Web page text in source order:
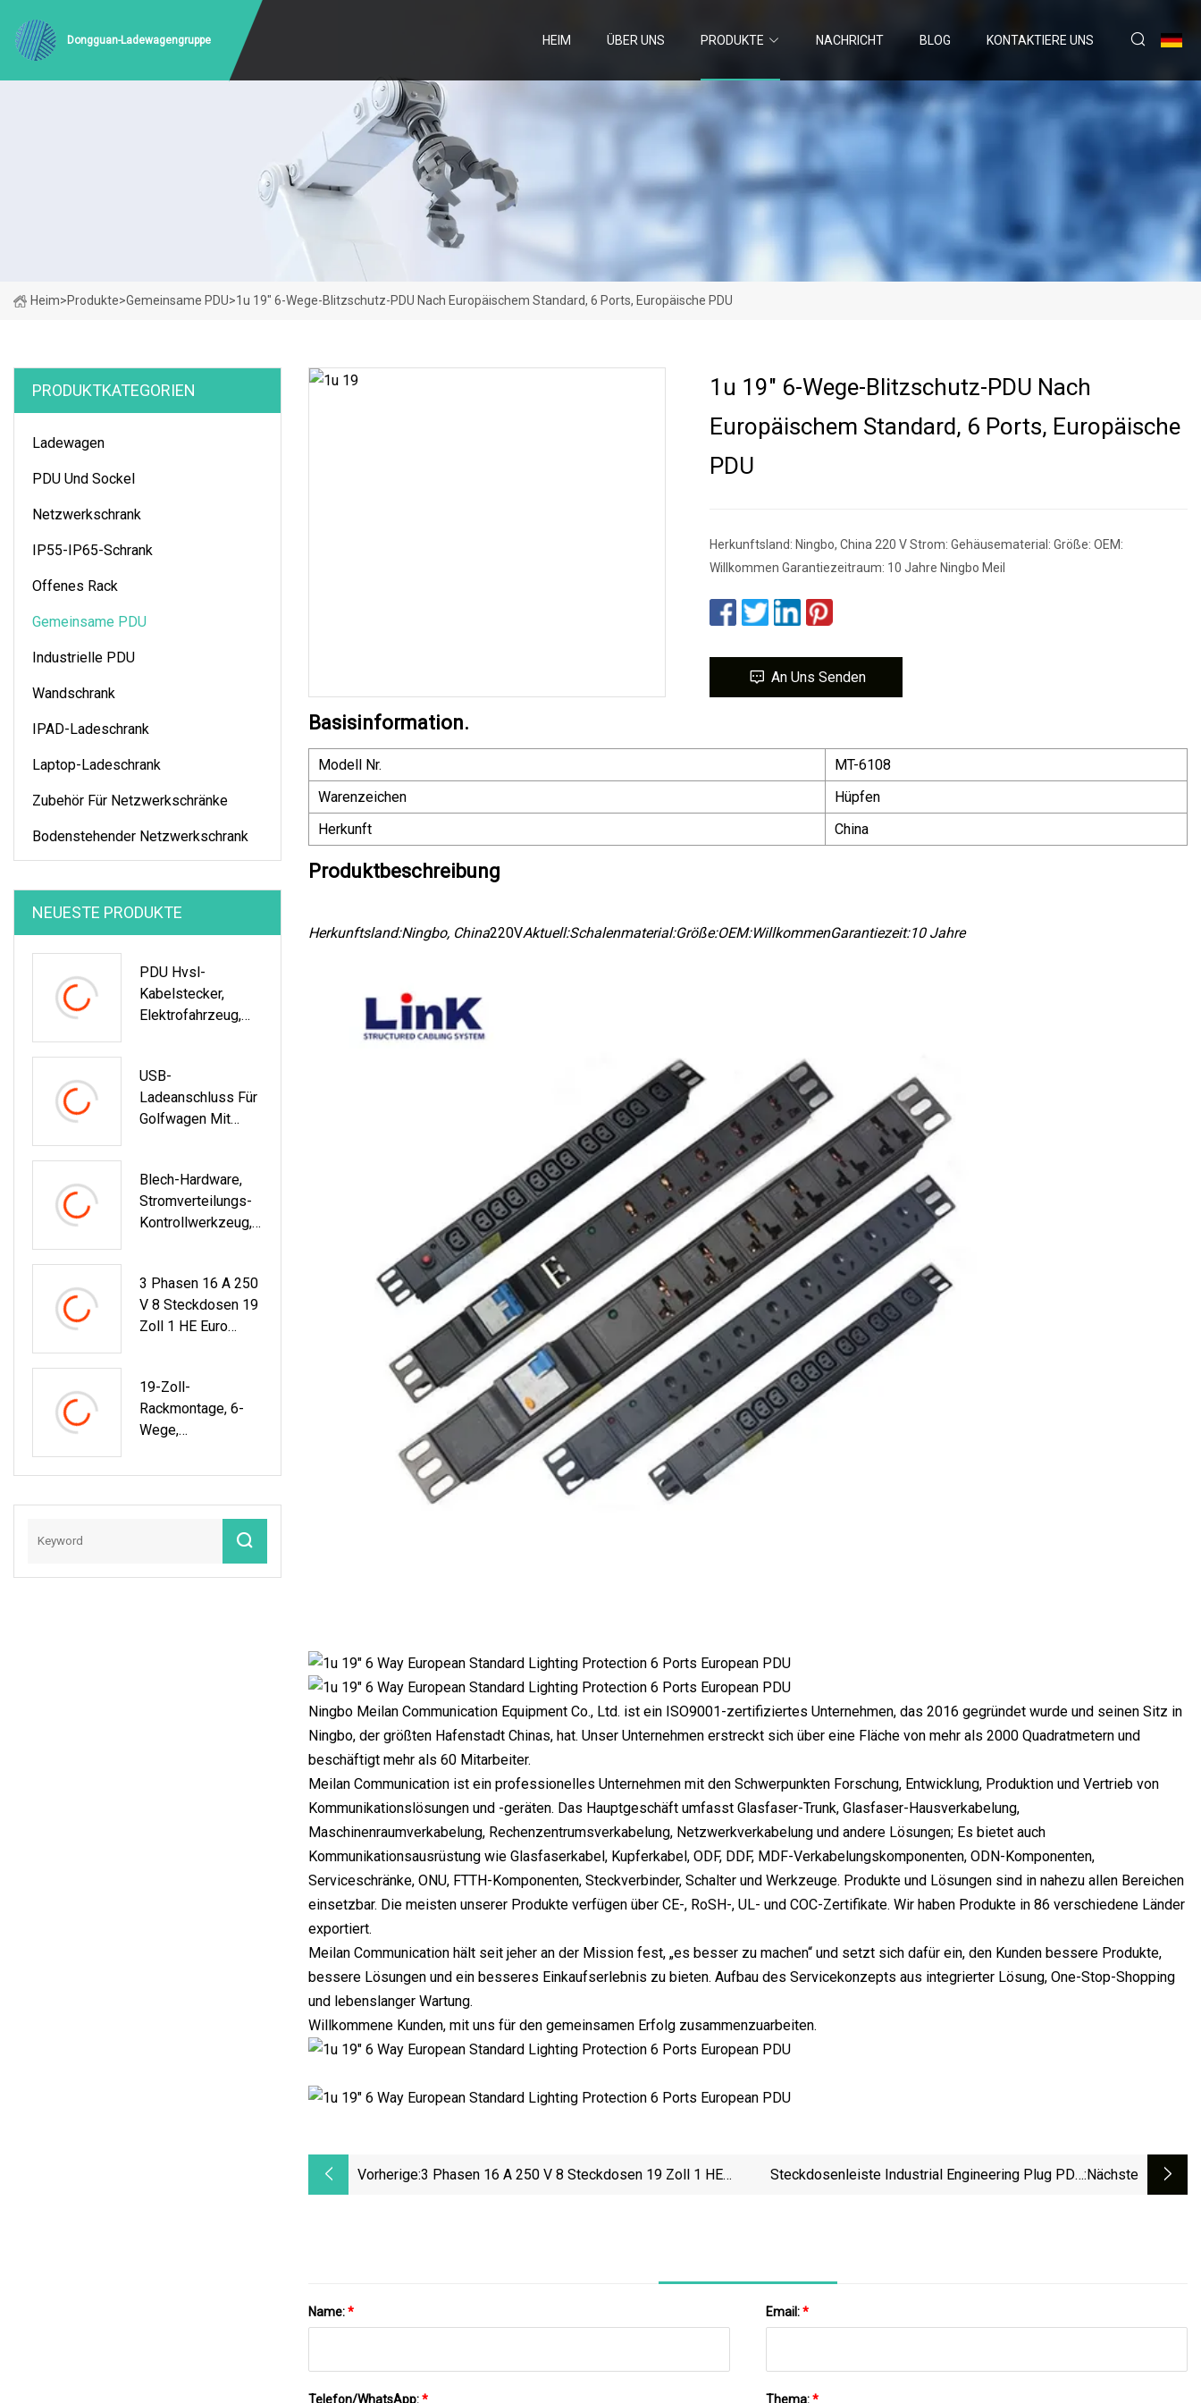
Dongguan-Ladewagengruppe HEIM ÜBER UNS PRODUKTE NACHRICHT BLOG KONTAKTIERE UNS
Heim>Produkte>Gemeinsame PDU>1u 19" 6-Wege-Blitzschutz-PDU Nach Europäischem Standard, 6 Ports, Europäische PDU
PRODUKTKATEGORIEN
Ladewagen
PDU Und Sockel
Netzwerkschrank
IP55-IP65-Schrank
Offenes Rack
Gemeinsame PDU
Industrielle PDU
Wandschrank
IPAD-Ladeschrank
Laptop-Ladeschrank
Zubehör Für Netzwerkschränke
Bodenstehender Netzwerkschrank
NEUESTE PRODUKTE
PDU Hvsl-
Kabelstecker,
Elektrofahrzeug,
Polig, 200 A, 250 A,
Stecker Und
Buchse Für 70
USB-
Ladeanschluss Für
Golfwagen Mit
Blech-Hardware,
Stromverteilungs-
Kontrollwerkzeug,
Netzwerkschrank
3 Phasen 16 A 250
V 8 Steckdosen 19
Zoll 1 HE Euro
Industrie-PDU-
Buchse Hoch
19-Zoll-
Rackmontage, 6-
Wege,
Standard, Anti
1u 19" 6-Wege-Blitzschutz-PDU Nach
Europäischem Standard, 6 Ports, Europäische
PDU
Herkunftsland: Ningbo, China 220 V Strom: Gehäusematerial: Größe: OEM:
Willkommen Garantiezeitraum: 10 Jahre Ningbo Meil
An Uns Senden
Basisinformation.
Modell Nr.
MT-6108
Warenzeichen
Hüpfen
Herkunft
China
Produktbeschreibung
Herkunftsland:Ningbo, China220VAktuell:Schalenmaterial:Größe:OEM:WillkommenGarantiezeit:10 Jahre
Ningbo Meilan Communication Equipment Co., Ltd. ist ein ISO9001-zertifiziertes Unternehmen, das 2016 gegründet wurde und seinen Sitz in
Ningbo, der größten Hafenstadt Chinas, hat. Unser Unternehmen erstreckt sich über eine Fläche von mehr als 2000 Quadratmetern und
beschäftigt mehr als 60 Mitarbeiter.
Meilan Communication ist ein professionelles Unternehmen mit den Schwerpunkten Forschung, Entwicklung, Produktion und Vertrieb von
Kommunikationslösungen und -geräten. Das Hauptgeschäft umfasst Glasfaser-Trunk, Glasfaser-Hausverkabelung,
Maschinenraumverkabelung, Rechenzentrumsverkabelung, Netzwerkverkabelung und andere Lösungen; Es bietet auch
Kommunikationsausrüstung wie Glasfaserkabel, Kupferkabel, ODF, DDF, MDF-Verkabelungskomponenten, ODN-Komponenten,
Serviceschränke, ONU, FTTH-Komponenten, Steckverbinder, Schalter und Werkzeuge. Produkte und Lösungen sind in nahezu allen Bereichen
einsetzbar. Die meisten unserer Produkte verfügen über CE-, RoSH-, UL- und COC-Zertifikate. Wir haben Produkte in 86 verschiedene Länder
exportiert.
Meilan Communication hält seit jeher an der Mission fest, „es besser zu machen“ und setzt sich dafür ein, den Kunden bessere Produkte,
bessere Lösungen und ein besseres Einkaufserlebnis zu bieten. Aufbau des Servicekonzepts aus integrierter Lösung, One-Stop-Shopping
und lebenslanger Wartung.
Willkommene Kunden, mit uns für den gemeinsamen Erfolg zusammenzuarbeiten.
Vorherige:3 Phasen 16 A 250 V 8 Steckdosen 19 Zoll 1 HE
Steckdosenleiste Industrial Engineering Plug PDU:nächste
Name:* Email:*
Telefon/WhatsApp:* Thema:*